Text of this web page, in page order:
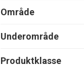
Område
Underområde
Produktklasse